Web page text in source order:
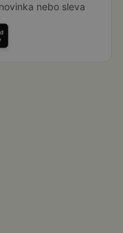
nebo sleva